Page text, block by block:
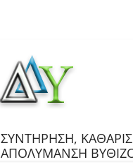
ΣΥΝΤΗΡΗΣΗ,
ΑΠΟΛΥΜΑΝΣΗ